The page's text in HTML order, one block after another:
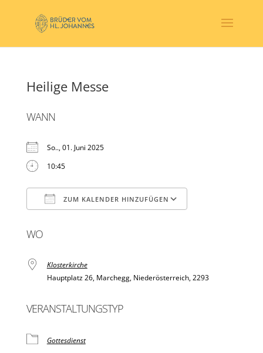
Heilige Messe
WANN
So.., 01. Juni 2025
10:45
ZUM KALENDER HINZUFÜGEN
WO
Klosterkirche
Hauptplatz 26, Marchegg, Niederösterreich, 2293
VERANSTALTUNGSTYP
Gottesdienst